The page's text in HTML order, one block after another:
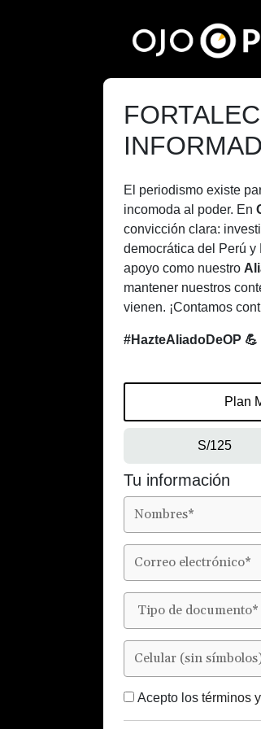
El periodismo existe
incomoda al poder. En
convicción clara:
democrática del Perú y
apoyo como nuestro
mantener nuestros
vienen. ¡Contamos
#HazteAliadoDeOP 💪
Plan
S/125
Tu información
Acepto los términos